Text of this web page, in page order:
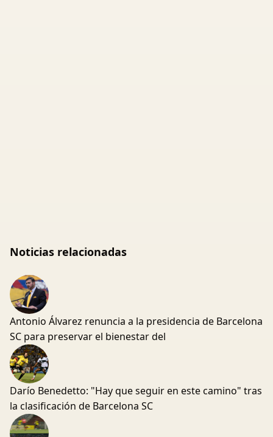
Noticias relacionadas
Antonio Álvarez renuncia a la presidencia de Barcelona
SC para preservar el bienestar del
Darío Benedetto: "Hay que seguir en este camino" tras
la clasificación de Barcelona SC